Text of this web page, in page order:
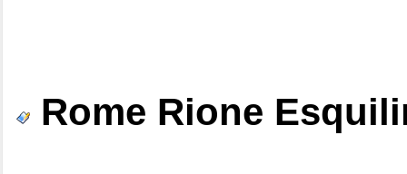
Rome Rione